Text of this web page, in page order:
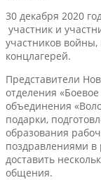
30 декабря 2020
участник и
участников
концлагерей.
Представители
отделения
объединения
подарки,
образования
поздравлениями
доставить
общения.